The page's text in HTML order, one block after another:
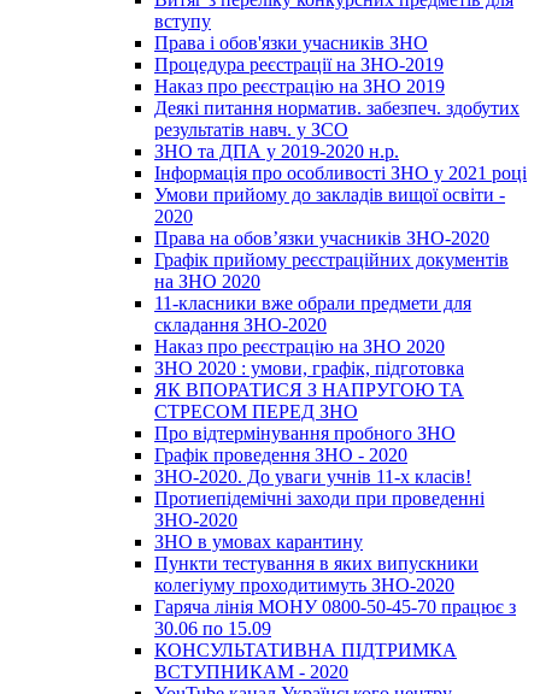
вступу
Права і обов'язки учасників ЗНО
Процедура реєстрації на ЗНО-2019
Наказ про реєстрацію на ЗНО 2019
Деякі питання норматив. забезпеч. здобутих
результатів навч. у ЗСО
ЗНО та ДПА у 2019-2020 н.р.
Інформація про особливості ЗНО у 2021 році
Умови прийому до закладів вищої освіти -
2020
Права на обов’язки учасників ЗНО-2020
Графік прийому реєстраційних документів
на ЗНО 2020
11-класники вже обрали предмети для
складання ЗНО-2020
Наказ про реєстрацію на ЗНО 2020
ЗНО 2020 : умови, графік, підготовка
ЯК ВПОРАТИСЯ З НАПРУГОЮ ТА
СТРЕСОМ ПЕРЕД ЗНО
Про відтермінування пробного ЗНО
Графік проведення ЗНО - 2020
ЗНО-2020. До уваги учнів 11-х класів!
Протиепідемічні заходи при проведенні
ЗНО-2020
ЗНО в умовах карантину
Пункти тестування в яких випускники
колегіуму проходитимуть ЗНО-2020
Гаряча лінія МОНУ 0800-50-45-70 працює з
30.06 по 15.09
КОНСУЛЬТАТИВНА ПІДТРИМКА
ВСТУПНИКАМ - 2020